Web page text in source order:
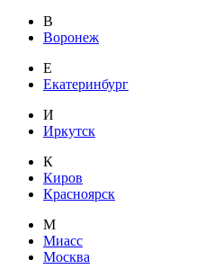
В
Воронеж
Е
Екатеринбург
И
Иркутск
К
Киров
Красноярск
М
Миасс
Москва